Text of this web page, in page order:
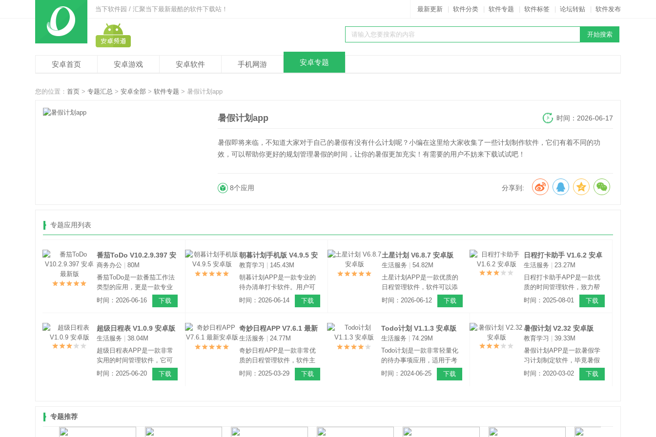
当下软件园 / 汇聚当下最新最酷的软件下载站！ 最新更新 软件分类 软件专题 软件标签 论坛转贴 软件发布
安卓首页 安卓游戏 安卓软件 手机网游 安卓专题
您的位置： 首页 > 专题汇总 > 安卓全部 > 软件专题 > 暑假计划app
暑假计划app 时间：2026-06-17
暑假即将来临，不知道大家对于自己的暑假有没有什么计划呢？小编在这里给大家收集了一些计划制作软件，它们有着不同的功
效，可以帮助你更好的规划管理暑假的时间，让你的暑假更加充实！有需要的用户不妨来下载试试吧！
分享到:
8个应用
专题应用列表
番茄ToDo V10.2.9.397 安
卓最新版
商务办公
80M
番茄ToDo是一款番茄工作法
类型的应用，更是一款专业
的手机办公软件，该软件界
面简洁，将ToDo list和番茄
一天在计划中有条不紊地度
过。
时间：2026-06-16 下载
朝暮计划手机版 V4.9.5 安
卓版
教育学习
145.43M
朝暮计划APP是一款专业的
待办清单打卡软件。用户可
以通过这款软件规划好每日
的工作时间，定制专属的工
件拥有桌面小组件、月视
图、四象限、个性化换肤、
自定义铃声和背景图片等功
能。
时间：2026-06-14 下载
土星计划 V6.8.7 安卓版
生活服务
54.82M
土星计划APP是一款优质的
日程管理软件，软件可以添
加自己的一天的日程，从而
更好规划自己的个人时间。
以添加学习、工作相关的内
容，也可以记录自己的一天
的心路历程。
时间：2026-06-12 下载
日程打卡助手 V1.6.2 安卓
版
生活服务
23.27M
日程打卡助手APP是一款优
质的时间管理软件，致力帮
助有用户养成良好的生活习
惯。拥有丰富的功能，可以
定义标签，创建待办时可以
绑定标签，这样就能分类各
种事项。
时间：2025-08-01 下载
超级日程表 V1.0.9 安卓版
生活服务
38.04M
超级日程表APP是一款非常
实用的时间管理软件，它可
以帮助用户更好的管理自己
的时间。软件为用户提供了
时间：2025-06-20 下载
奇妙日程APP V7.6.1 最新
安卓版
生活服务
24.77M
奇妙日程APP是一款非常优
质的日程管理软件，软件主
要拥有时间管理、行动管
理、日程管理、日程量化四
等。
时间：2025-03-29 下载
Todo计划 V1.1.3 安卓版
生活服务
74.29M
Todo计划是一款非常轻量化
的待办事项应用，适用于考
研/考公/工作学习的小伙伴
们，它具备优秀的日程管理
练。
时间：2024-06-25 下载
暑假计划 V2.32 安卓版
教育学习
39.33M
暑假计划APP是一款暑假学
习计划制定软件，毕竟暑假
的假期很长，孩子在嬉戏玩
闹的同时不能把学习落下。
时间：2020-03-02 下载
专题推荐